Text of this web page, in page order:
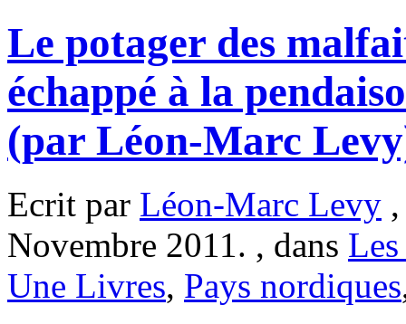
Le potager des
échappé à la
(par Léon-Marc
Ecrit par Léon-Marc Levy
Novembre 2011. , dans
Une Livres, Pays nordiques